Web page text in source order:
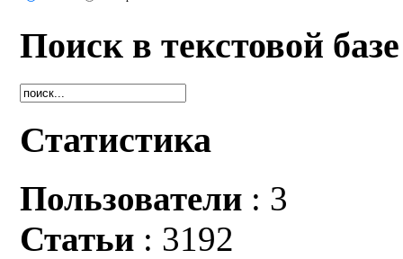
Поиск в текстовой базе
Статистика
Пользователи : 3
Статьи : 3192